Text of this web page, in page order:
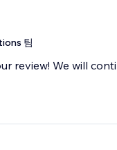
팀
review! We will